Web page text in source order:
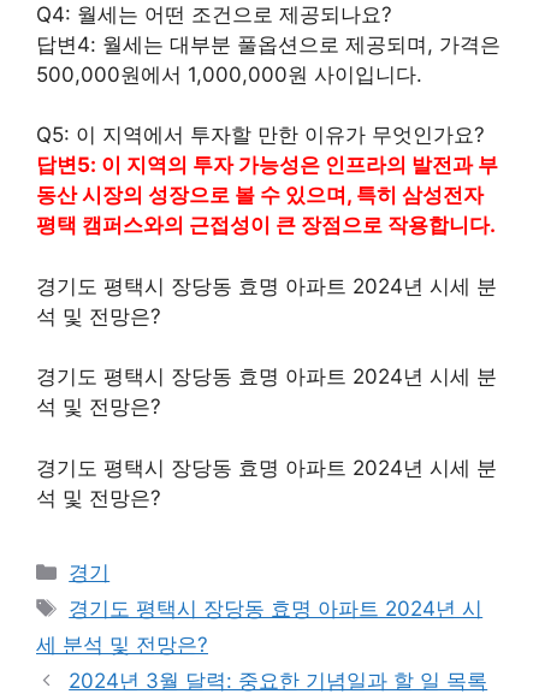
Q4: 월세는 어떤 조건으로 제공되나요?
답변4: 월세는 대부분 풀옵션으로 제공되며, 가격은
500,000원에서 1,000,000원 사이입니다.
Q5: 이 지역에서 투자할 만한 이유가 무엇인가요?
답변5: 이 지역의 투자 가능성은 인프라의 발전과 부
동산 시장의 성장으로 볼 수 있으며, 특히 삼성전자
평택 캠퍼스와의 근접성이 큰 장점으로 작용합니다.
경기도 평택시 장당동 효명 아파트 2024년 시세 분
석 및 전망은?
경기도 평택시 장당동 효명 아파트 2024년 시세 분
석 및 전망은?
경기도 평택시 장당동 효명 아파트 2024년 시세 분
석 및 전망은?
Categories
경기
Tags
경기도 평택시 장당동 효명 아파트 2024년 시
세 분석 및 전망은?
2024년 3월 달력: 중요한 기념일과 할 일 목록